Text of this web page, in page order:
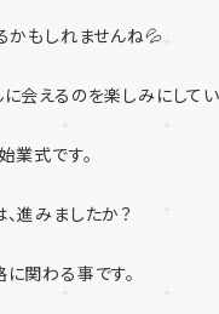
かもしれませんね💦
会えるのを楽しみにして
業式です。
進みましたか？
関わる事です。